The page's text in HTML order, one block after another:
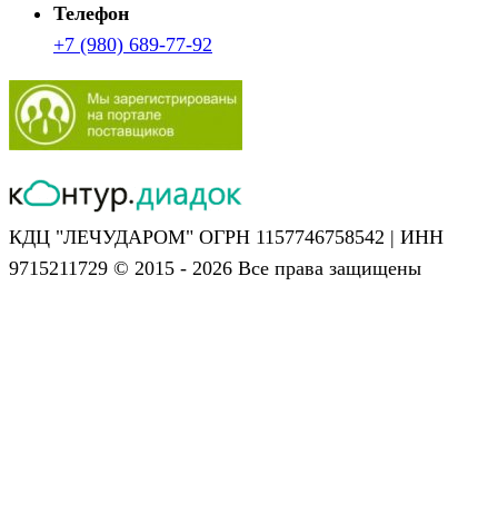
Телефон
+7 (980) 689-77-92
КДЦ "ЛЕЧУДАРОМ" ОГРН 1157746758542 | ИНН
9715211729 © 2015 - 2026 Все права защищены